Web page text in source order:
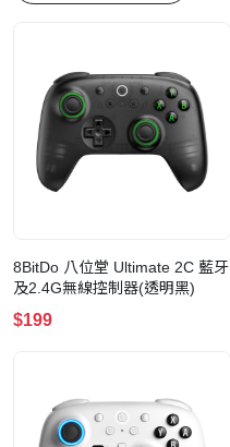
8BitDo 八位堂 Ultimate 2C 藍牙
及2.4G無線控制器(透明黑)
$199